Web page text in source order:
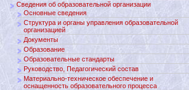
Сведения об образовательной организации
Основные сведения
Структура и органы управления образовательной
организацией
Документы
Образование
Образовательные стандарты
Руководство, Педагогический состав
Материально-техническое обеспечение и
оснащенность образовательного процесса